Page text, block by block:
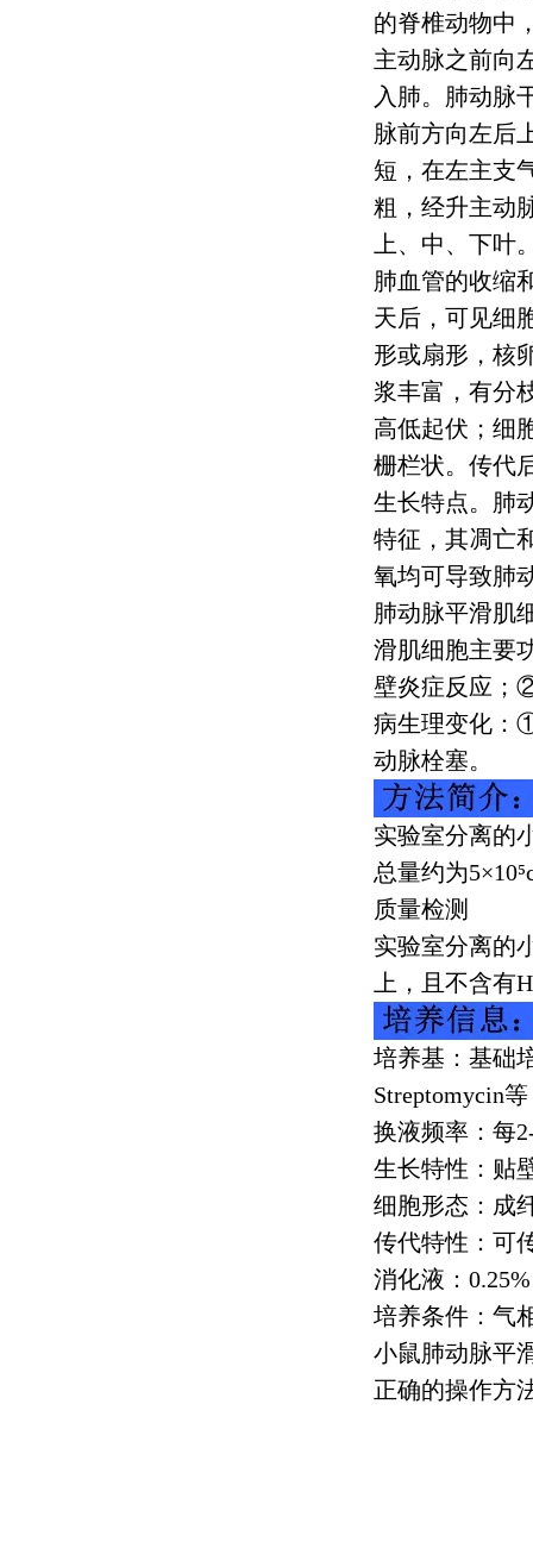
的脊椎动物中
主动脉之前向
入肺。肺动脉
脉前方向左后
短，在左主支
粗，经升主动
上、中、下
肺血管的收缩
天后，可见细
形或扇形，核
浆丰富，有分
高低起伏；细
栅栏状。传代
生长特点。肺
特征，其凋亡
氧均可导致肺
肺动脉平滑肌
滑肌细胞主要
壁炎症反应；
病生理变化：
动脉栓塞。
实验室分离的
总量约为5×10⁵
质量检测
实验室分离的
上，且不含有
培养基：基础
Streptomycin等
换液频率：每
生长特性：贴
细胞形态：成
传代特性：可
消化液： 0.25%
培养条件：气
小鼠肺动脉平
正确的操作方